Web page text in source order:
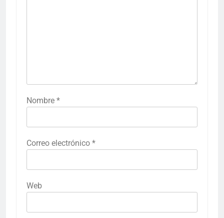
Nombre *
Correo electrónico *
Web